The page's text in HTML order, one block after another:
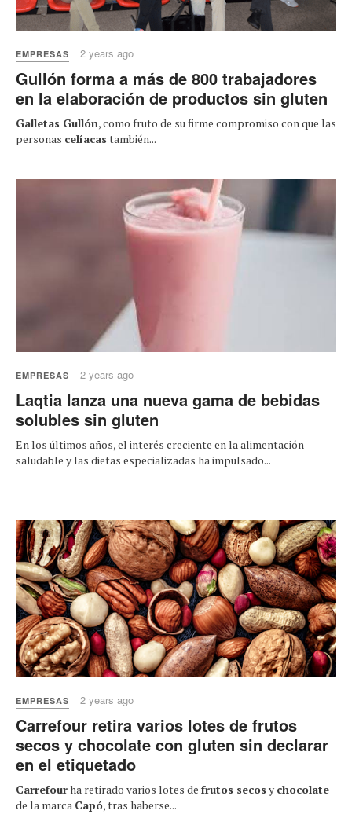
EMPRESAS 2 years ago
Gullón forma a más de 800 trabajadores
en la elaboración de productos sin gluten
Galletas Gullón, como fruto de su firme compromiso con que las
personas celíacas también...
EMPRESAS 2 years ago
Laqtia lanza una nueva gama de bebidas
solubles sin gluten
En los últimos años, el interés creciente en la alimentación
saludable y las dietas especializadas ha impulsado...
EMPRESAS 2 years ago
Carrefour retira varios lotes de frutos
secos y chocolate con gluten sin declarar
en el etiquetado
Carrefourha retirado varios lotes de frutos secos y chocolate
de la marca Capó, tras haberse...